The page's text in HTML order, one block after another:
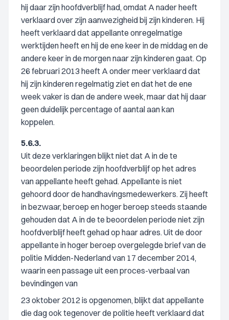
hij daar zijn hoofdverblijf had, omdat A nader heeft
verklaard over zijn aanwezigheid bij zijn kinderen. Hij
heeft verklaard dat appellante onregelmatige
werktijden heeft en hij de ene keer in de middag en de
andere keer in de morgen naar zijn kinderen gaat. Op
26 februari 2013 heeft A onder meer verklaard dat
hij zijn kinderen regelmatig ziet en dat het de ene
week vaker is dan de andere week, maar dat hij daar
geen duidelijk percentage of aantal aan kan
koppelen.
5.6.3.
Uit deze verklaringen blijkt niet dat A in de te
beoordelen periode zijn hoofdverblijf op het adres
van appellante heeft gehad. Appellante is niet
gehoord door de handhavingsmedewerkers. Zij heeft
in bezwaar, beroep en hoger beroep steeds staande
gehouden dat A in de te beoordelen periode niet zijn
hoofdverblijf heeft gehad op haar adres. Uit de door
appellante in hoger beroep overgelegde brief van de
politie Midden-Nederland van 17 december 2014,
waarin een passage uit een proces-verbaal van
bevindingen van
23 oktober 2012 is opgenomen, blijkt dat appellante
die dag ook tegenover de politie heeft verklaard dat